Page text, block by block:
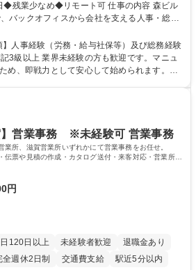
め◆リモート可 仕事の内容 森ビル
バックオフィスから会社を支える人事・総務
の業務をバランスよく担当し、ゆくゆくは制
できる、やりがいある環境です。 ■勤怠管
き、年末調整等の労務管理全般 ■入退社手続
度改定などのコア業務 ■社内イベントの企画
っているため、安心して成長できます。 募
総務◆賞与5ヶ月◆年休120日◆残業少なめ◆
人事経験（労務・給与社保等）及び総務経験
3級以上 業界未経験の方も歓迎です。マニュ
め、即戦力として安心して始められます。
成長と組織への貢献度をダイレクトに実感で
リモート可など、ワークライフバランスを保
「これまでの幅広い経験を活かし、長期的な
前向きな意欲と挑戦を全力で応援します。 学
高専 短大 専修学校 高校 語学力： 資格：日商
日商簿記検定3級
】営業事務 ※未経験可 営業事務
業所、滋賀営業所いずれかにて営業事務をお任せ。
伝票や見積の作成・カタログ送付・来客対応・営業所内
お任せ。
円
120日以上 未経験者歓迎
退職金あり
全週休2日制 交通費支給
駅近5分以内